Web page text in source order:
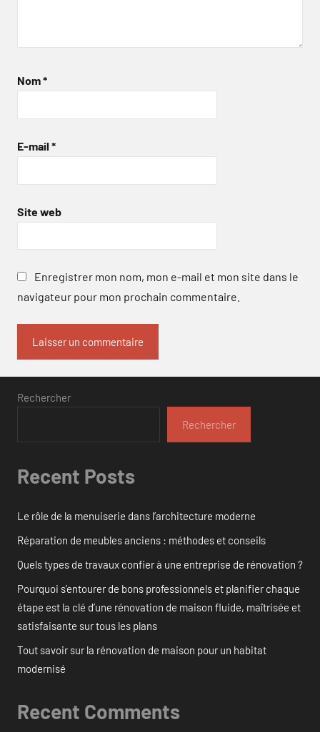
Nom*
E-mail *
Site web
Enregistrer mon nom, mon e-mail et mon site dans le
navigateur pour mon prochain commentaire.
Rechercher
Rechercher
Recent Posts
Le rôle de la menuiserie dans l’architecture moderne
Réparation de meubles anciens : méthodes et conseils
Quels types de travaux confier à une entreprise de rénovation ?
Pourquoi s’entourer de bons professionnels et planifier chaque
étape est la clé d’une rénovation de maison fluide, maîtrisée et
satisfaisante sur tous les plans
Tout savoir sur la rénovation de maison pour un habitat
modernisé
Recent Comments